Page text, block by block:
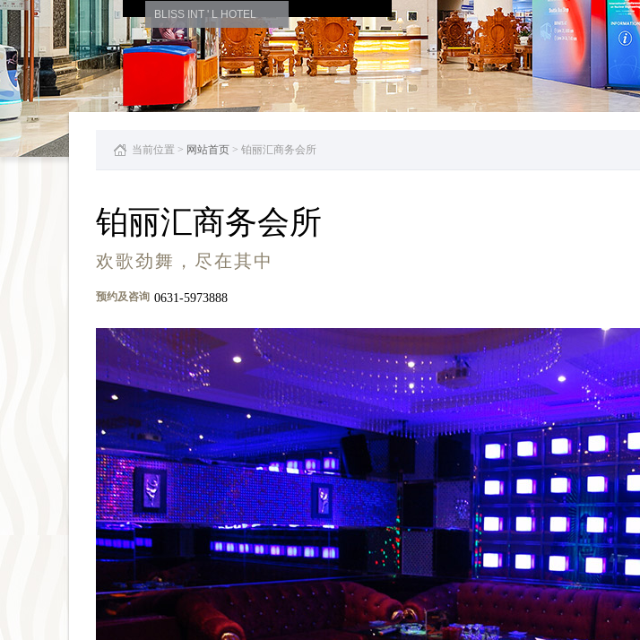
BLISS INT ' L HOTEL
当前位置 > 网站首页 > 铂丽汇商务会所
铂丽汇商务会所
欢歌劲舞，尽在其中
预约及咨询 0631-5973888